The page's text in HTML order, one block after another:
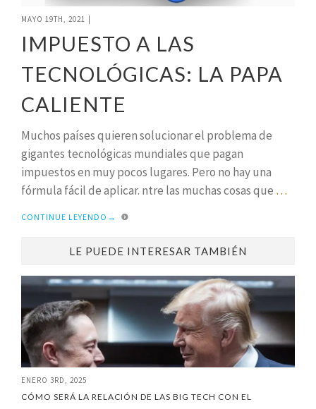
MAYO 19TH, 2021
IMPUESTO A LAS
TECNOLÓGICAS: LA PAPA
CALIENTE
Muchos países quieren solucionar el problema de
gigantes tecnológicas mundiales que pagan
impuestos en muy pocos lugares. Pero no hay una
fórmula fácil de aplicar. ntre las muchas cosas que …
CONTINUE LEYENDO →
LE PUEDE INTERESAR TAMBIÉN
ENERO 3RD, 2025
CÓMO SERÁ LA RELACIÓN DE LAS BIG TECH CON EL